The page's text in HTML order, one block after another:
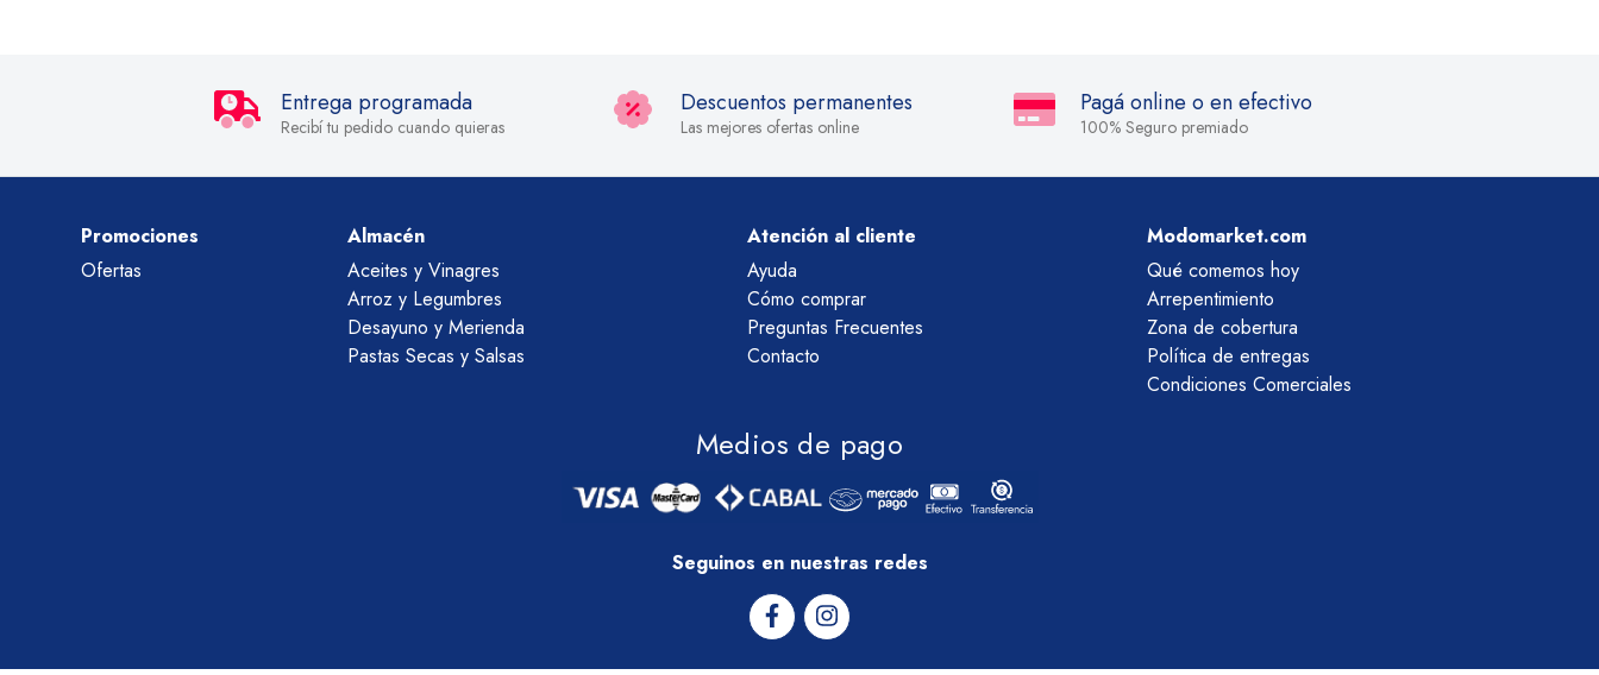
Entrega programada
Recibí tu pedido cuando quieras
Descuentos permanentes
Las mejores ofertas online
Pagá online o en efectivo
100% Seguro premiado
Promociones
Ofertas
Almacén
Aceites y Vinagres
Arroz y Legumbres
Desayuno y Merienda
Pastas Secas y Salsas
Atención al cliente
Ayuda
Cómo comprar
Preguntas Frecuentes
Contacto
Modomarket.com
Qué comemos hoy
Arrepentimiento
Zona de cobertura
Política de entregas
Condiciones Comerciales
Medios de pago
Seguinos en nuestras redes